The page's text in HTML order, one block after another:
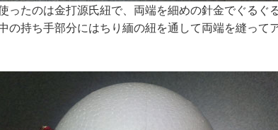
ったのは金打源氏紐で、両端を細めの針金でぐるぐ
の持ち手部分にはちり緬の紐を通して両端を縫って